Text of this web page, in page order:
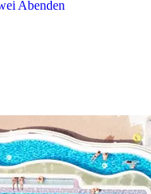
Abenden